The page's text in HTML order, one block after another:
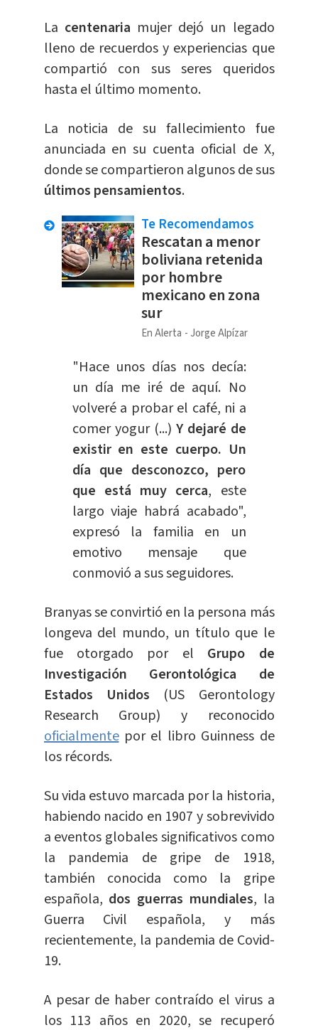
La centenaria mujer dejó un legado
lleno de recuerdos y experiencias que
compartió con sus seres queridos
hasta el último momento.
La noticia de su fallecimiento fue
anunciada en su cuenta oficial de X,
donde se compartieron algunos de sus
últimos pensamientos.
Te Recomendamos
Rescatan a menor
boliviana retenida
por hombre
mexicano en zona
sur
En Alerta Jorge Alpízar
"Hace unos días nos decía:
un día me iré de aquí. No
volveré a probar el café, ni a
comer yogur (...) Y dejaré de
existir en este cuerpo. Un
día que desconozco, pero
que está muy cerca, este
largo viaje habrá acabado",
expresó la familia en un
emotivo mensaje que
conmovió a sus seguidores.
Branyas se convirtió en la persona más
longeva del mundo, un título que le
fue otorgado por el Grupo de
Investigación Gerontológica de
Estados Unidos (US Gerontology
Research Group) y reconocido
oficialmentepor el libro Guinness de
los récords.
Su vida estuvo marcada por la historia,
habiendo nacido en 1907 y sobrevivido
a eventos globales significativos como
la pandemia de gripe de 1918,
también conocida como la gripe
española, dos guerras mundiales, la
Guerra Civil española, y más
recientemente, la pandemia de Covid-
19.
A pesar de haber contraído el virus a
los 113 años en 2020, se recuperó